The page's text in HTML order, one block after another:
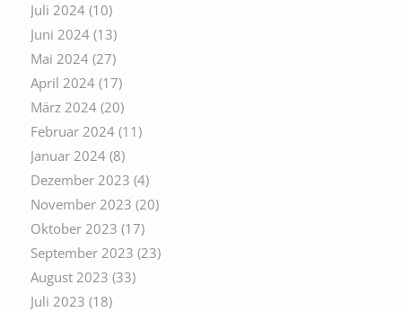
Juli 2024(10)
Juni 2024(13)
Mai 2024(27)
April 2024(17)
März 2024(20)
Februar 2024(11)
Januar 2024(8)
Dezember 2023 (4)
November 2023 (20)
Oktober 2023 (17)
September 2023 (23)
August 2023 (33)
Juli 2023 (18)